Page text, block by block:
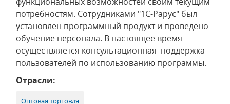
потребностям. Сотрудниками "1С-Рарус" был
установлен программный продукт и проведено
обучение персонала. В настоящее время
осуществляется консультационная поддержка
пользователей по использованию программы.
Отрасли:
Оптовая торговля